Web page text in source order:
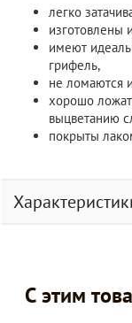
легко
изготовлены
имеют
грифель,
не ломаются
хорошо
выцветанию
покрыты
С этим